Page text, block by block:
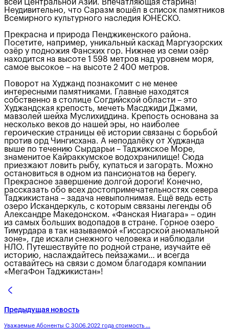
всей Центральной Азии. Впечатляющая старина!
Неудивительно, что Саразм вошёл в список памятников
Всемирного культурного наследия ЮНЕСКО.
Прекрасна и природа Пенджикенского района.
Посетите, например, уникальный каскад Маргузорских
озёр у подножия Фанских гор. Нижнее из семи озёр
находится на высоте 1 598 метров над уровнем моря,
самое высокое – на высоте 2 400 метров.
Поворот на Худжанд познакомит с не менее
интересными памятниками. Главные находятся
собственно в столице Согдийской области – это
Худжандская крепость, мечеть Масджиди Джами,
мавзолей шейха Муслихиддина. Крепость основана за
несколько веков до нашей эры, но наиболее
героические страницы её истории связаны с борьбой
против орд Чингисхана. А неподалёку от Худжанда
выше по течению Сырдарьи – Таджикское Море,
знаменитое Кайраккумское водохранилище! Сюда
приезжают ловить рыбу, купаться и загорать. Можно
остановиться в одном из пансионатов на берегу.
Прекрасное завершение долгой дороги! Конечно,
рассказать обо всех достопримечательностях севера
Таджикистана – задача невыполнимая. Ещё ведь есть
озеро Искандеркуль, с которым связаны легенды об
Александре Македонском. «Фанская Ниагара» – один
из самых больших водопадов в стране. Горное озеро
Тимурдара в так называемой «Гиссарской аномальной
зоне», где искали снежного человека и наблюдали
НЛО. Путешествуйте по родной стране, изучайте её
историю, наслаждайтесь пейзажами… и всегда
оставайтесь на связи с домом благодаря компании
«МегаФон Таджикистан»!
Предыдущая новость
Уважаемые Абоненты С 30.06.2022 года стоимость ...